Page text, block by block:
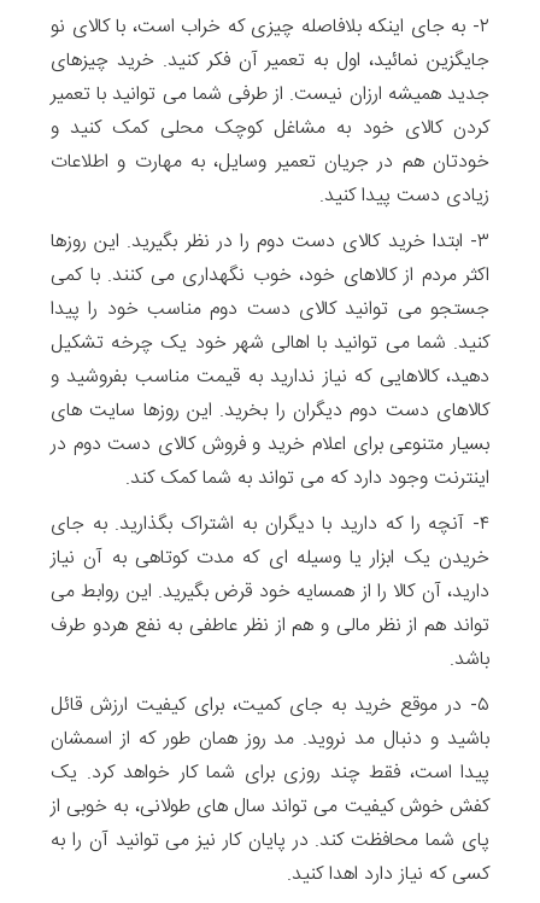
۲- به جای اینکه بلافاصله چیزی که خراب است، با کالای نو
جایگزین نمائید، اول به تعمیر آن فکر کنید. خرید چیزهای
جدید همیشه ارزان نیست. از طرفی شما می توانید با تعمیر
کردن کالای خود به مشاغل کوچک محلی کمک کنید و
خودتان هم در جریان تعمیر وسایل، به مهارت و اطلاعات
زیادی دست پیدا کنید.
۳- ابتدا خرید کالای دست دوم را در نظر بگیرید. این روزها
اکثر مردم از کالاهای خود، خوب نگهداری می کنند. با کمی
جستجو می توانید کالای دست دوم مناسب خود را پیدا
کنید. شما می توانید با اهالی شهر خود یک چرخه تشکیل
دهید، کالاهایی که نیاز ندارید به قیمت مناسب بفروشید و
کالاهای دست دوم دیگران را بخرید. این روزها سایت های
بسیار متنوعی برای اعلام خرید و فروش کالای دست دوم در
اینترنت وجود دارد که می تواند به شما کمک کند.
۴- آنچه را که دارید با دیگران به اشتراک بگذارید. به جای
خریدن یک ابزار یا وسیله ای که مدت کوتاهی به آن نیاز
دارید، آن کالا را از همسایه خود قرض بگیرید. این روابط می
تواند هم از نظر مالی و هم از نظر عاطفی به نفع هردو طرف
باشد.
۵- در موقع خرید به جای کمیت، برای کیفیت ارزش قائل
باشید و دنبال مد نروید. مد روز همان طور که از اسمشان
پیدا است، فقط چند روزی برای شما کار خواهد کرد. یک
کفش خوش کیفیت می تواند سال های طولانی، به خوبی از
پای شما محافظت کند. در پایان کار نیز می توانید آن را به
کسی که نیاز دارد اهدا کنید.